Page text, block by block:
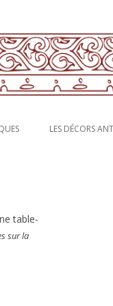
LES DÉCORS
table-
sur la